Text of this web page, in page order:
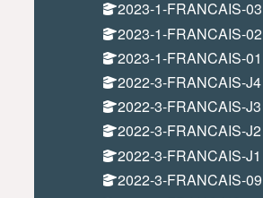
2023-1-FRANCAIS-03
2023-1-FRANCAIS-02
2023-1-FRANCAIS-01
2022-3-FRANCAIS-J4
2022-3-FRANCAIS-J3
2022-3-FRANCAIS-J2
2022-3-FRANCAIS-J1
2022-3-FRANCAIS-09